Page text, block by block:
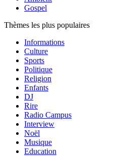
Gospel
Thèmes les plus populaires
Informations
Culture
Sports
Politique
Religion
Enfants
DJ
Rire
Radio Campus
Interview
Noël
Musique
Education